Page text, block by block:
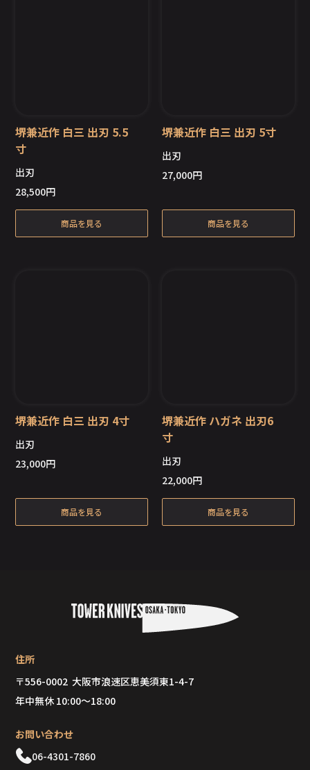
堺兼近作 白三 出刃 5.5
寸
出刃
28,500円
商品を見る
在庫切れ
堺兼近作 白三 出刃 5寸
出刃
27,000円
商品を見る
在庫切れ
堺兼近作 白三 出刃 4寸
出刃
23,000円
商品を見る
堺兼近作 ハガネ 出刃6
寸
出刃
22,000円
商品を見る
住所
〒556-0002 大阪市浪速区恵美須東1-4-7
年中無休 10:00～18:00
お問い合わせ
06-4301-7860